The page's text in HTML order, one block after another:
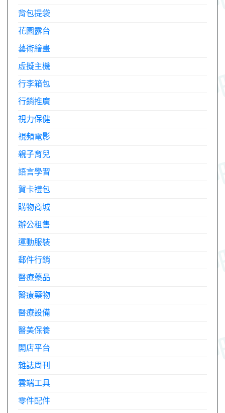
背包提袋
花園露台
藝術繪畫
虛擬主機
行李箱包
行銷推廣
視力保健
視頻電影
親子育兒
語言學習
賀卡禮包
購物商城
辦公租售
運動服裝
郵件行銷
醫療藥品
醫療藥物
醫療設備
醫美保養
開店平台
雜誌周刊
雲端工具
零件配件